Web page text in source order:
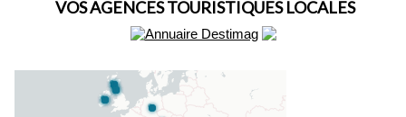
VOS AGENCES TOURISTIQUES LOCALES